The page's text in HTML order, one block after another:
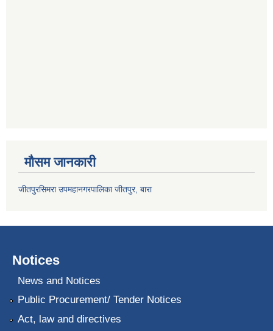
मौसम जानकारी
जीतपुरसिमरा उपमहानगरपालिका जीतपुर, बारा
Notices
News and Notices
Public Procurement/ Tender Notices
Act, law and directives